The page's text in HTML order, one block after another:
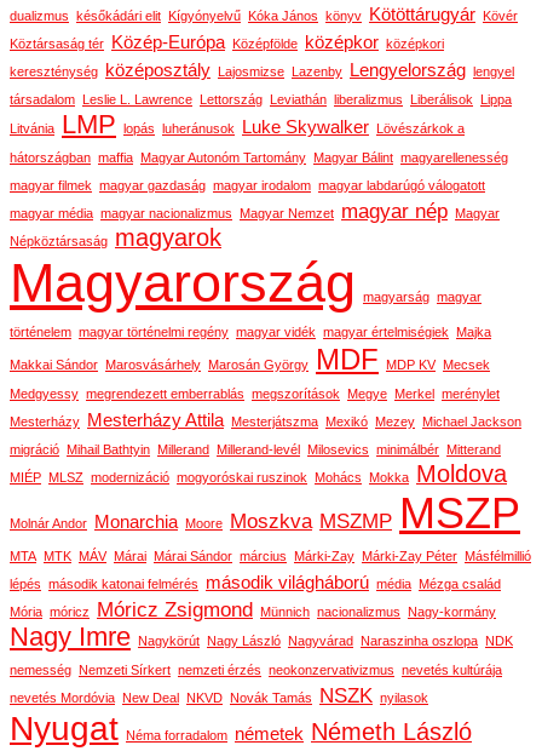
dualizmus
későkádári elit Kígyónyelvű Kóka János könyv Kötöttárugyár
Kövér
Köztársaság tér
Közép-Európa Középfölde középkor középkori
kereszténység
középosztály Lajosmizse Lazenby Lengyelország
lengyel
társadalom
Leslie L. Lawrence Lettország Leviathán liberalizmus Liberálisok
Lippa
Litvánia
LMP lopás luheránusok Luke Skywalker
Lövészárkok a
hátországban maffia Magyar Autonóm Tartomány Magyar Bálint magyarellenesség
magyar filmek magyar gazdaság magyar irodalom magyar labdarúgó válogatott
magyar média magyar nacionalizmus Magyar Nemzet magyar nép Magyar
Népköztársaság magyarok
Magyarország magyarság magyar
történelem magyar történelmi regény magyar vidék magyar értelmiségiek Majka
Makkai Sándor Marosvásárhely Marosán György MDF MDP KV Mecsek
Medgyessy megrendezett emberrablás megszorítások Megye Merkel
merénylet
Mesterházy
Mesterházy Attila Mesterjátszma Mexikó Mezey Michael Jackson
migráció Mihail Bathtyin Millerand Millerand-levél Milosevics minimálbér Mitterand
MIÉP MLSZ modernizáció mogyoróskai ruszinok Mohács Mokka Moldova
Molnár Andor Monarchia Moore Moszkva MSZMP MSZP
MTA MTK MÁV Márai Márai Sándor március Márki-Zay Márki-Zay Péter Másfélmillió
lépés második katonai felmérés második világháború média Mézga család
Mória móricz Móricz Zsigmond Münnich nacionalizmus Nagy-kormány
Nagy Imre Nagykörút Nagy László Nagyvárad Naraszinha oszlopa NDK
nemesség Nemzeti Sírkert nemzeti érzés neokonzervativizmus nevetés kultúrája
nevetés Mordóvia New Deal NKVD Novák Tamás NSZK nyilasok
Nyugat Néma forradalom németek Németh László